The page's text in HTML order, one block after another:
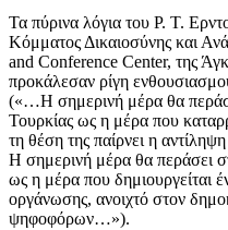
Τα πύρινα λόγια του Ρ. Τ.
Κόμματος Δικαιοσύνης και
and Conference Center, της
προκάλεσαν ρίγη
(«…Η σημερινή μέρα θα
Τουρκίας ως η μέρα που
τη θέση της παίρνει η
Η σημερινή μέρα θα περάσει
ως η μέρα που δημιουργείται
οργάνωσης, ανοιχτό στον
ψηφοφόρων…»).